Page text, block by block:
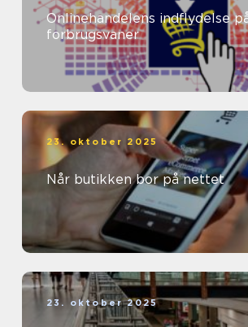
Onlinehandelens indflydelse
forbrugsvaner
23. oktober 2025
Når butikken bor på nettet
23. oktober 2025